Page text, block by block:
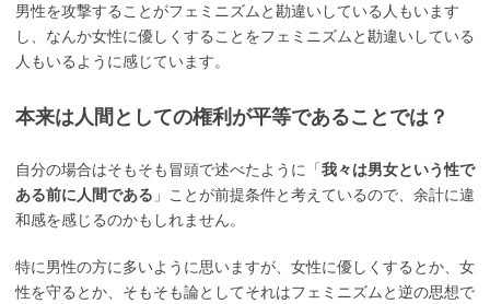
男性を攻撃することがフェミニズムと勘違いしている人もいます
し、なんか女性に優しくすることをフェミニズムと勘違いしている
人もいるように感じています。
本来は人間としての権利が平等であることでは？
自分の場合はそもそも冒頭で述べたように「我々は男女という性で
ある前に人間である 」ことが前提条件と考えているので、余計に違
和感を感じるのかもしれません。
特に男性の方に多いように思いますが、女性に優しくするとか、女
性を守るとか、そもそも論としてそれはフェミニズムと逆の思想で